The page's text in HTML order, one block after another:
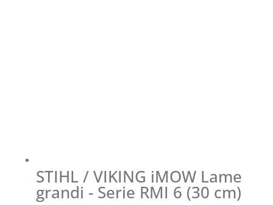
STIHL / VIKING iMOW Lame
grandi - Serie RMI 6 (30 cm)